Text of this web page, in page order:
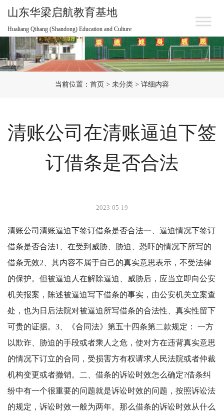
山东华梁启航教育基地
Hualiang Qihang (Shandong) Education and Culture
当前位置： 首页 > 未分类 > 详细内容
清账公司在清账逼迫下签
订借条是否合法
2023-05-19
清账公司 清账逼迫下签订借条是否合法一、逼迫情况下签订
借条是否合法1
、在受到威胁、胁迫、恐吓的情况下所写的
借条无效2 、其内容不属于自己的真实意思表示，不受法律
的保护。但被逼迫人在解除逼迫、威胁后，应当立即向公安
机关报案，陈述被逼迫写下借条的事实，由公安机关立案查
处，也为日后法院对被逼迫所写借条的合法性、真实性留下
可贵的证据。 3 、《合同法》第五十四条第二款规定：
一方
以欺诈、胁迫的手段或者乘人之危，使对方在违背真实意思
的情况下订立的合同，受损害方有权请求人民法院或者仲裁
机构变更或者撤销。二、借条的诉讼时效怎么确定?借条纠
纷中有一个很重要的问题就是诉讼时效的问题，按照诉讼法
的规定，诉讼时效一般为两年。那么借条的诉讼时效从什么